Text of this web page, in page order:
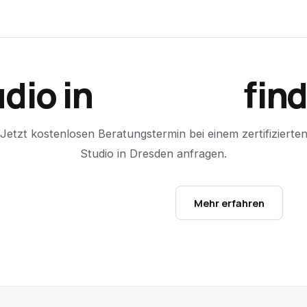
in
Jetzt kostenlosen Beratungstermin bei einem zertifizierten
Studio in Dresden anfragen.
Mehr erfahren